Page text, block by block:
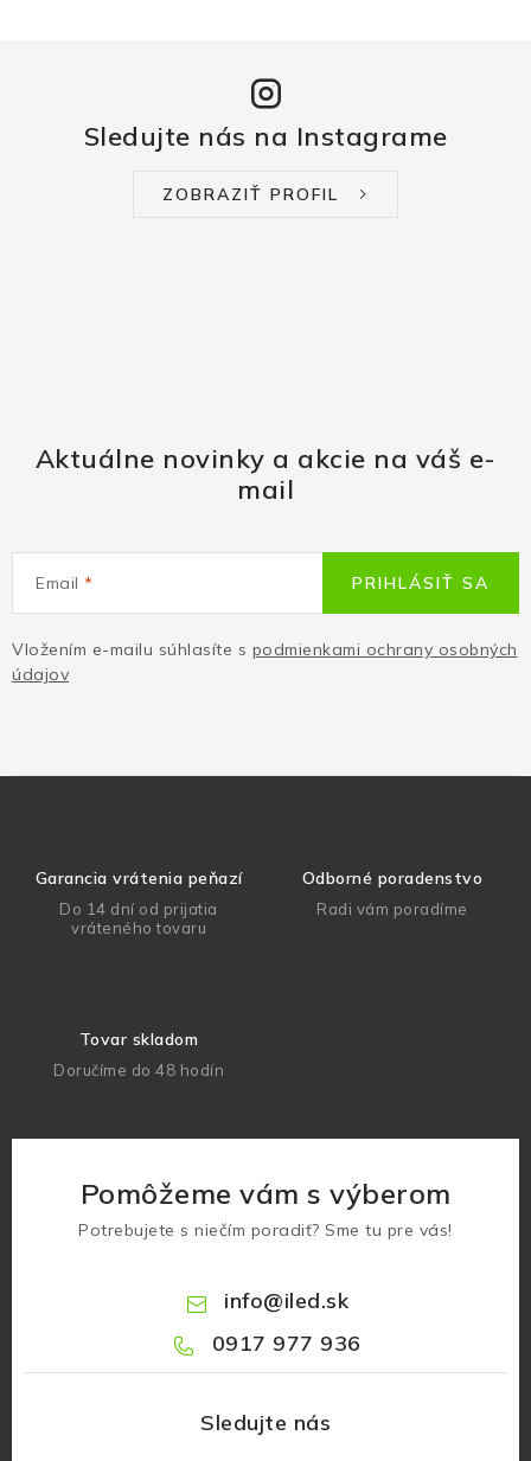
Sledujte nás na Instagrame
ZOBRAZIŤ PROFIL
Aktuálne novinky a akcie na váš e-
mail
Email
Vložením e-mailu súhlasíte s podmienkami ochrany osobných
údajov
PRIHLÁSIŤ SA
Garancia vrátenia peňazí
Do 14 dní od prijatia
vráteného tovaru
Odborné poradenstvo
Radi vám poradíme
Tovar skladom
Doručíme do 48 hodín
Pomôžeme vám s výberom
Potrebujete s niečím poradiť? Sme tu pre vás!
info@iled.sk
0917 977 936